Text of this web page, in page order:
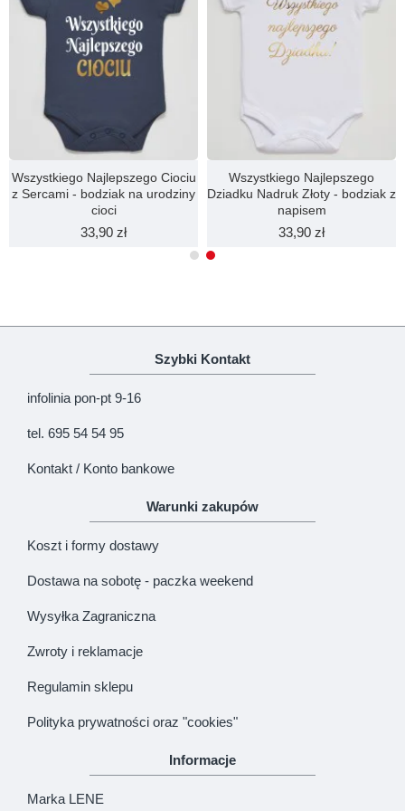
KONTYNUUJ
Wszystkiego Najlepszego Ciociu
z Sercami - bodziak na urodziny
cioci
33,90 zł
Wszystkiego Najlepszego
Dziadku Nadruk Złoty - bodziak z
napisem
33,90 zł
Szybki Kontakt
infolinia pon-pt 9-16
tel. 695 54 54 95
Kontakt / Konto bankowe
Warunki zakupów
Koszt i formy dostawy
Dostawa na sobotę - paczka weekend
Wysyłka Zagraniczna
Zwroty i reklamacje
Regulamin sklepu
Polityka prywatności oraz "cookies"
Informacje
Marka LENE